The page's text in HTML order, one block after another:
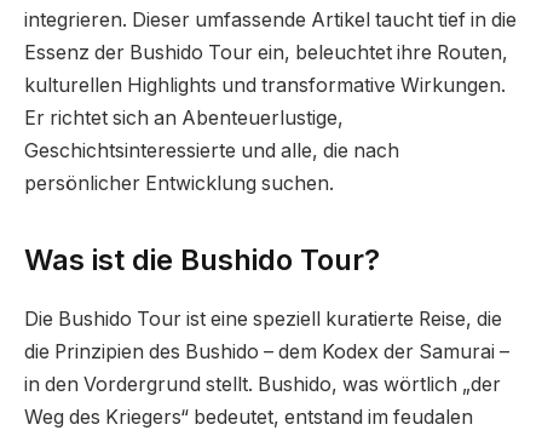
integrieren. Dieser umfassende Artikel taucht tief in die
Essenz der Bushido Tour ein, beleuchtet ihre Routen,
kulturellen Highlights und transformative Wirkungen.
Er richtet sich an Abenteuerlustige,
Geschichtsinteressierte und alle, die nach
persönlicher Entwicklung suchen.
Was ist die Bushido Tour?
Die Bushido Tour ist eine speziell kuratierte Reise, die
die Prinzipien des Bushido – dem Kodex der Samurai –
in den Vordergrund stellt. Bushido, was wörtlich „der
Weg des Kriegers“ bedeutet, entstand im feudalen